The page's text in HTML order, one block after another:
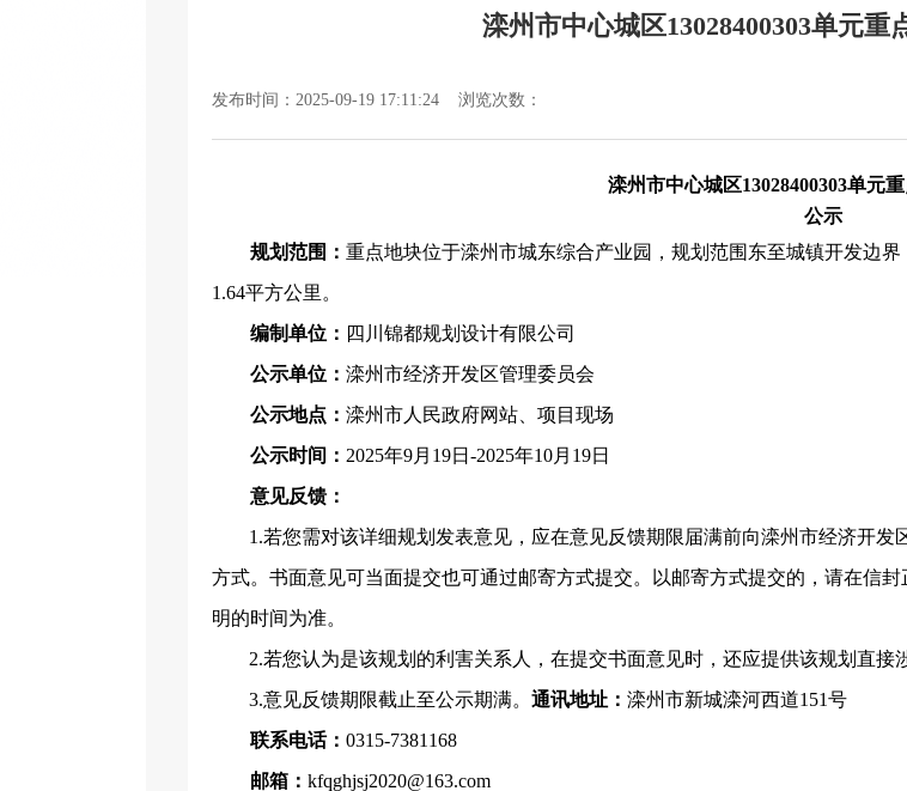
滦州市中心城区13028400303单元重
发布时间：2025-09-19 17:11:24 浏览次数：
滦州市中心城区13028400303单元
公示
规划范围： 重点地块位于滦州市城东综合产业园， 规划范围东至城镇开发边
1.64平方公里 。
编制单位： 四川锦都规划设计有限公司
公示单位： 滦州市经济开发区管理委员会
公示地点： 滦州市人民政府网站、项目现场
公示时间： 2025年9月19日-2025年10月19日
意见反馈：
1.若您需对该详细规划发表意见，应在意见反馈期限届满前向滦州市经济开发
方式。书面意见可当面提交也可通过邮寄方式提交。以邮寄方式提交的，请在信封
明的时间为准。
2.若您认为是该规划的利害关系人，在提交书面意见时，还应提供该规划直接
3.意见反馈期限截止至公示期满。通讯地址：滦州市新城滦河西道151号
联系电话： 0315-7381168
邮箱： kfqghjsj2020@163.com